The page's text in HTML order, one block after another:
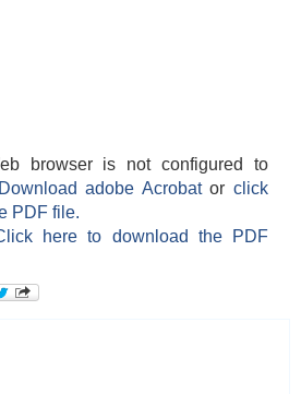
browser is not configured to
Download adobe Acrobatorclick
PDF file.
here to download the PDF